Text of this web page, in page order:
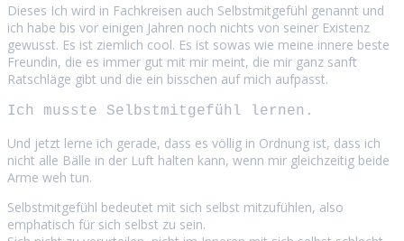
Dieses Ich wird in Fachkreisen auch Selbstmitgefühl genannt und
ich habe bis vor einigen Jahren noch nichts von seiner Existenz
gewusst. Es ist ziemlich cool. Es ist sowas wie meine innere beste
Freundin, die es immer gut mit mir meint, die mir ganz sanft
Ratschläge gibt und die ein bisschen auf mich aufpasst.
Ich musste Selbstmitgefühl lernen.
Und jetzt lerne ich gerade, dass es völlig in Ordnung ist, dass ich
nicht alle Bälle in der Luft halten kann, wenn mir gleichzeitig beide
Arme weh tun.
Selbstmitgefühl bedeutet mit sich selbst mitzufühlen, also
emphatisch für sich selbst zu sein.